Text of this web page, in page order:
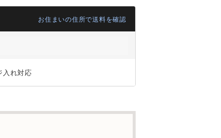
お住まいの住所で送料を確認
入れ対応